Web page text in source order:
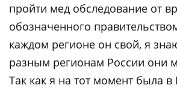
пройти мед обследование от
обозначенного
каждом регионе он свой, я
разным регионам России они
Так как я на тот момент была в